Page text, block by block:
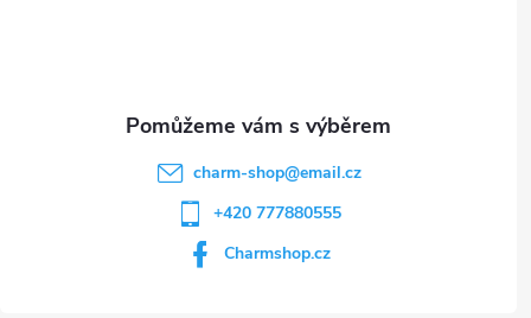
charm-shop@email.cz
+420 777880555
Charmshop.cz